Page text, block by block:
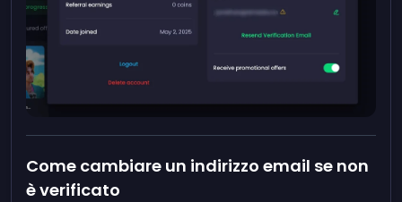
Come cambiare un indirizzo email se non
è verificato